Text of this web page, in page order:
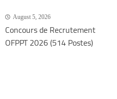
August 5, 2026
Concours de Recrutement
OFPPT 2026 (514 Postes)